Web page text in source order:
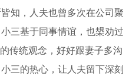
知，人夫也曾多次在公司聚
三基于同事情谊，也槼劝过
传统观念，好好跟妻子多沟
三的热心，让人夫留下深刻